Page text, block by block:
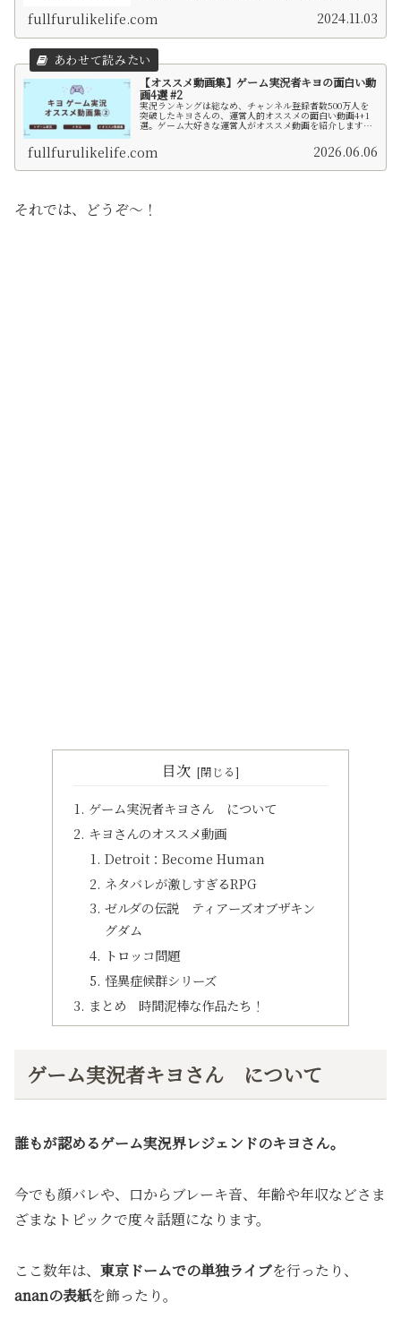
fullfurulikelife.com 2024.11.03
【オススメ動画集】ゲーム実況者キヨの面白い動
画4選 #2
実況ランキングは総なめ、チャンネル登録者数500万人を
突破したキヨさんの、運営人的オススメの面白い動画4+1
選。ゲーム大好きな運営人がオススメ動画を紹介します。
fullfurulikelife.com 2026.06.06
それでは、どうぞ〜！
目次
ゲーム実況者キヨさん について
キヨさんのオススメ動画
Detroit：Become Human
ネタバレが激しすぎるRPG
ゼルダの伝説 ティアーズオブザキン
グダム
トロッコ問題
怪異症候群シリーズ
まとめ 時間泥棒な作品たち！
ゲーム実況者キヨさん について
誰もが認めるゲーム実況界レジェンドのキヨさん。
今でも顔バレや、口からブレーキ音、年齢や年収などさま
ざまなトピックで度々話題になります。
ここ数年は、 東京ドームでの単独ライブを行ったり、
ananの表紙を飾ったり。